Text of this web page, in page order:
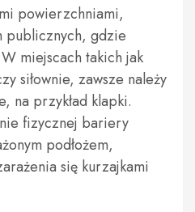
powierzchniami,
publicznych, gdzie
miejscach takich jak
siłownie, zawsze należy
na przykład klapki.
fizycznej bariery
podłożem,
się kurzajkami